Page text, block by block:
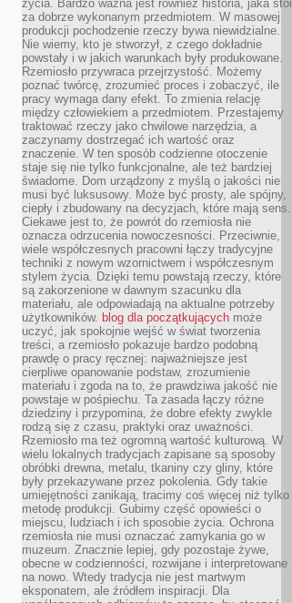
życia. Bardzo ważna jest również historia, jaka stoi
za dobrze wykonanym przedmiotem. W masowej
produkcji pochodzenie rzeczy bywa niewidzialne.
Nie wiemy, kto je stworzył, z czego dokładnie
powstały i w jakich warunkach były produkowane.
Rzemiosło przywraca przejrzystość. Możemy
poznać twórcę, zrozumieć proces i zobaczyć, ile
pracy wymaga dany efekt. To zmienia relację
między człowiekiem a przedmiotem. Przestajemy
traktować rzeczy jako chwilowe narzędzia, a
zaczynamy dostrzegać ich wartość oraz
znaczenie. W ten sposób codzienne otoczenie
staje się nie tylko funkcjonalne, ale też bardziej
świadome. Dom urządzony z myślą o jakości nie
musi być luksusowy. Może być prosty, ale spójny,
ciepły i zbudowany na decyzjach, które mają sens.
Ciekawe jest to, że powrót do rzemiosła nie
oznacza odrzucenia nowoczesności. Przeciwnie,
wiele współczesnych pracowni łączy tradycyjne
techniki z nowym wzornictwem i współczesnym
stylem życia. Dzięki temu powstają rzeczy, które
są zakorzenione w dawnym szacunku dla
materiału, ale odpowiadają na aktualne potrzeby
użytkowników. blog dla początkujących może
uczyć, jak spokojnie wejść w świat tworzenia
treści, a rzemiosło pokazuje bardzo podobną
prawdę o pracy ręcznej: najważniejsze jest
cierpliwe opanowanie podstaw, zrozumienie
materiału i zgoda na to, że prawdziwa jakość nie
powstaje w pośpiechu. Ta zasada łączy różne
dziedziny i przypomina, że dobre efekty zwykle
rodzą się z czasu, praktyki oraz uważności.
Rzemiosło ma też ogromną wartość kulturową. W
wielu lokalnych tradycjach zapisane są sposoby
obróbki drewna, metalu, tkaniny czy gliny, które
były przekazywane przez pokolenia. Gdy takie
umiejętności zanikają, tracimy coś więcej niż tylko
metodę produkcji. Gubimy część opowieści o
miejscu, ludziach i ich sposobie życia. Ochrona
rzemiosła nie musi oznaczać zamykania go w
muzeum. Znacznie lepiej, gdy pozostaje żywe,
obecne w codzienności, rozwijane i interpretowane
na nowo. Wtedy tradycja nie jest martwym
eksponatem, ale źródłem inspiracji. Dla